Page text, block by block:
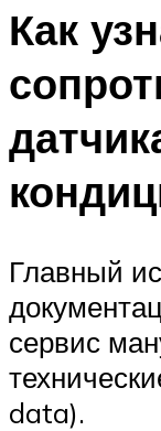
Как
Главный
сервис
data).